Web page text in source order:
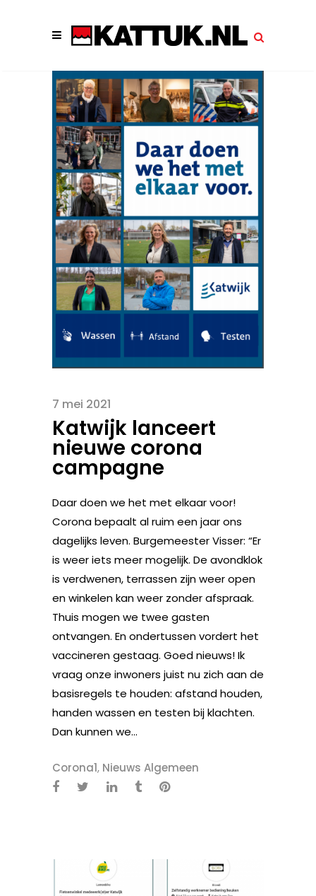
7 mei 2021
Katwijk lanceert
nieuwe corona
campagne
Daar doen we het met elkaar voor!
Corona bepaalt al ruim een jaar ons
dagelijks leven. Burgemeester Visser: “Er
is weer iets meer mogelijk. De avondklok
is verdwenen, terrassen zijn weer open
en winkelen kan weer zonder afspraak.
Thuis mogen we twee gasten
ontvangen. En ondertussen vordert het
vaccineren gestaag. Goed nieuws! Ik
vraag onze inwoners juist nu zich aan de
basisregels te houden: afstand houden,
handen wassen en testen bij klachten.
Dan kunnen we...
Corona1, Nieuws Algemeen